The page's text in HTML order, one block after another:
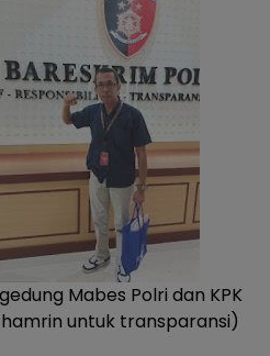
Mabes Polri dan KPK
untuk transparansi)